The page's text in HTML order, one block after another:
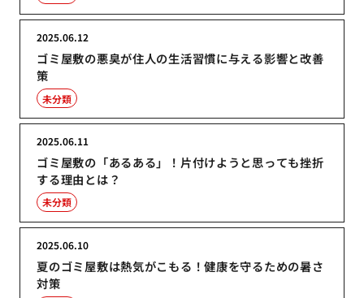
ゴミ屋敷の悪臭が住人の生活習慣に与える影響と改善
策
2025.06.12
未分類
ゴミ屋敷の「あるある」！片付けようと思っても挫折
する理由とは？
2025.06.11
未分類
夏のゴミ屋敷は熱気がこもる！健康を守るための暑さ
対策
2025.06.10